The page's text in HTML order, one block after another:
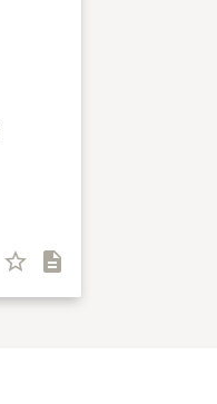
star_border description